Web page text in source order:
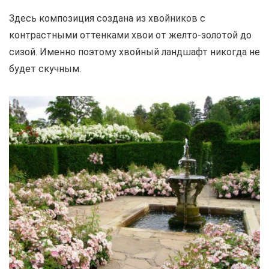
Здесь композиция создана из хвойников с
контрастными оттенками хвои от желто-золотой до
сизой. Именно поэтому хвойный ландшафт никогда не
будет скучным.